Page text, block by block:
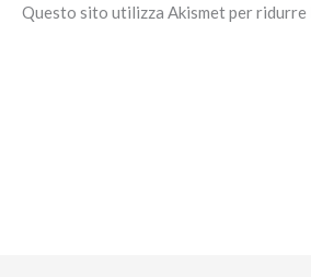
Questo sito utilizza Akismet per ridurre